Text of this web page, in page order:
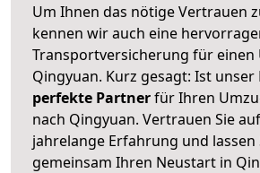
Um Ihnen das nötige Vertrauen
kennen wir auch eine
Transportversicherung für einen
Qingyuan. Kurz gesagt: Ist
perfekte Partnerfür Ihren
nach Qingyuan. Vertrauen Sie
jahrelange Erfahrung und lassen
gemeinsam Ihren Neustart in